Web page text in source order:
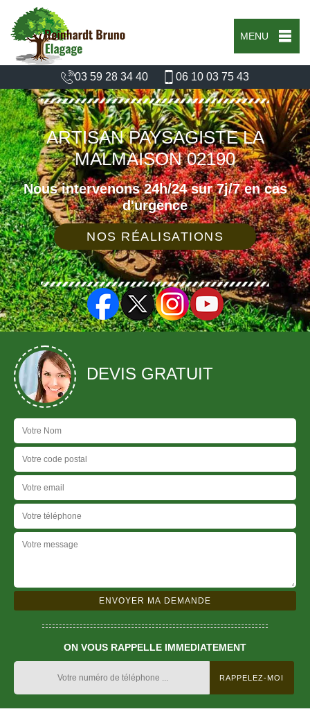
MENU
03 59 28 34 40 06 10 03 75 43
ARTISAN PAYSAGISTE LA
MALMAISON 02190
Nous intervenons 24h/24 sur 7j/7 en cas
d'urgence
NOS RÉALISATIONS
DEVIS GRATUIT
ON VOUS RAPPELLE IMMEDIATEMENT